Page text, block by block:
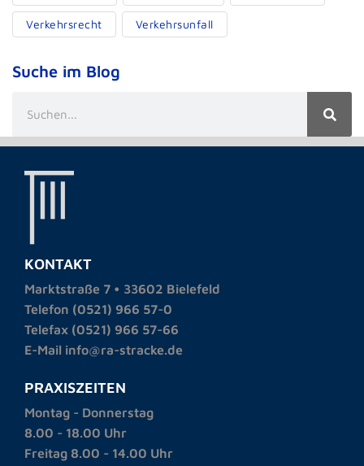
Verkehrsrecht Verkehrsunfall
Suche im Blog
KONTAKT
Marktstraße 7 • 33602 Bielefeld
Telefon (0521) 966 57-0
Telefax (0521) 966 57-66
E-Mail info@ra-stracke.de
PRAXISZEITEN
Montag - Donnerstag
8.00 - 18.00 Uhr
Freitag 8.00 - 14.00 Uhr